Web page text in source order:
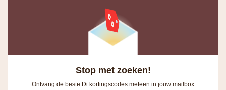
Stop met zoeken!
Ontvang de beste Di kortingscodes meteen in jouw mailbox